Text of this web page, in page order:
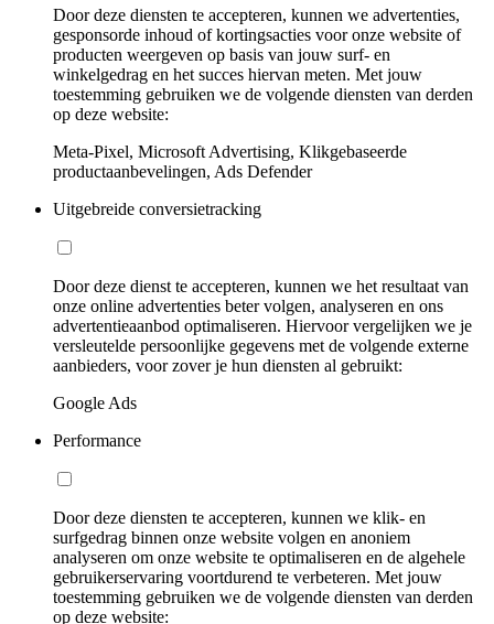
Door deze diensten te accepteren, kunnen we advertenties,
gesponsorde inhoud of kortingsacties voor onze website of
producten weergeven op basis van jouw surf- en
winkelgedrag en het succes hiervan meten. Met jouw
toestemming gebruiken we de volgende diensten van derden
op deze website:
Meta-Pixel, Microsoft Advertising, Klikgebaseerde
productaanbevelingen, Ads Defender
Uitgebreide conversietracking
Door deze dienst te accepteren, kunnen we het resultaat van
onze online advertenties beter volgen, analyseren en ons
advertentieaanbod optimaliseren. Hiervoor vergelijken we je
versleutelde persoonlijke gegevens met de volgende externe
aanbieders, voor zover je hun diensten al gebruikt:
Google Ads
Performance
Door deze diensten te accepteren, kunnen we klik- en
surfgedrag binnen onze website volgen en anoniem
analyseren om onze website te optimaliseren en de algehele
gebruikerservaring voortdurend te verbeteren. Met jouw
toestemming gebruiken we de volgende diensten van derden
op deze website: